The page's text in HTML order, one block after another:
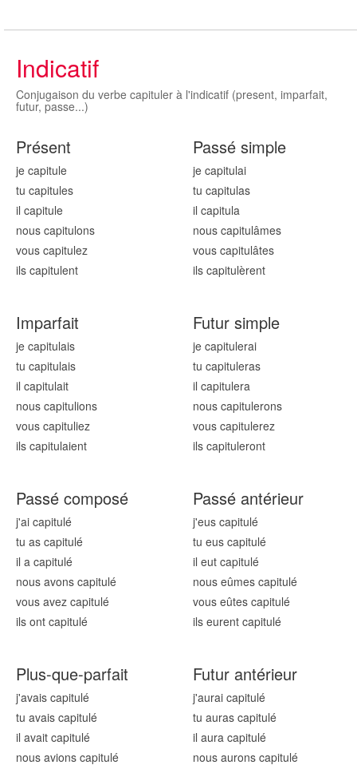
Indicatif
Conjugaison du verbe capituler à l'indicatif (present, imparfait,
futur, passe...)
Présent
je capitule
tu capitules
il capitule
nous capitulons
vous capitulez
ils capitulent
Passé simple
je capitulai
tu capitulas
il capitula
nous capitulâmes
vous capitulâtes
ils capitulèrent
Imparfait
je capitulais
tu capitulais
il capitulait
nous capitulions
vous capituliez
ils capitulaient
Futur simple
je capitulerai
tu capituleras
il capitulera
nous capitulerons
vous capitulerez
ils capituleront
Passé composé
j'ai capitulé
tu as capitulé
il a capitulé
nous avons capitulé
vous avez capitulé
ils ont capitulé
Passé antérieur
j'eus capitulé
tu eus capitulé
il eut capitulé
nous eûmes capitulé
vous eûtes capitulé
ils eurent capitulé
Plus-que-parfait
j'avais capitulé
tu avais capitulé
il avait capitulé
nous avions capitulé
Futur antérieur
j'aurai capitulé
tu auras capitulé
il aura capitulé
nous aurons capitulé